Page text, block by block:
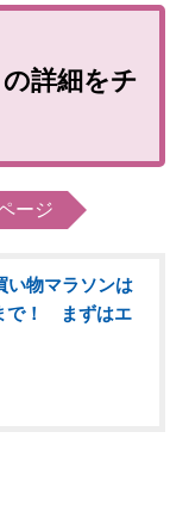
詳細をチ
ージ
い物マラソンは
で！ まずはエ